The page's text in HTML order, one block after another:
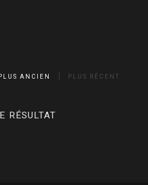
ANCIEN PLUS RÉCENT
RÉSULTAT